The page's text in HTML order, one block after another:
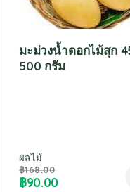
มะม่วงน้ำดอกไม้สุก
500 กรัม
ผลไม้
฿168.00
฿90.00